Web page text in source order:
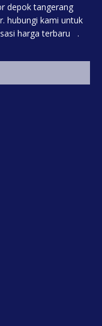
depok tangerang
hubungi kami untuk
harga terbaru .